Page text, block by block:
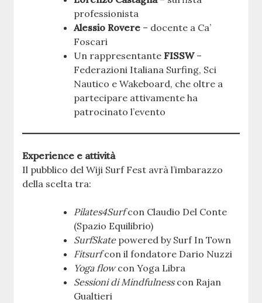
professionista
Alessio Rovere – docente a Ca’
Foscari
Un rappresentanteFISSW–
Federazioni Italiana Surfing, Sci
Nautico e Wakeboard, che oltre a
partecipare attivamente ha
patrocinato l’evento
Experience e attività
Il pubblico del Wiji Surf Fest avrà l’imbarazzo
della scelta tra:
Pilates4Surfcon Claudio Del Conte
(Spazio Equilibrio)
SurfSkatepowered by Surf In Town
Fitsurfcon il fondatore Dario Nuzzi
Yoga flowcon Yoga Libra
Sessioni di Mindfulnesscon Rajan
Gualtieri